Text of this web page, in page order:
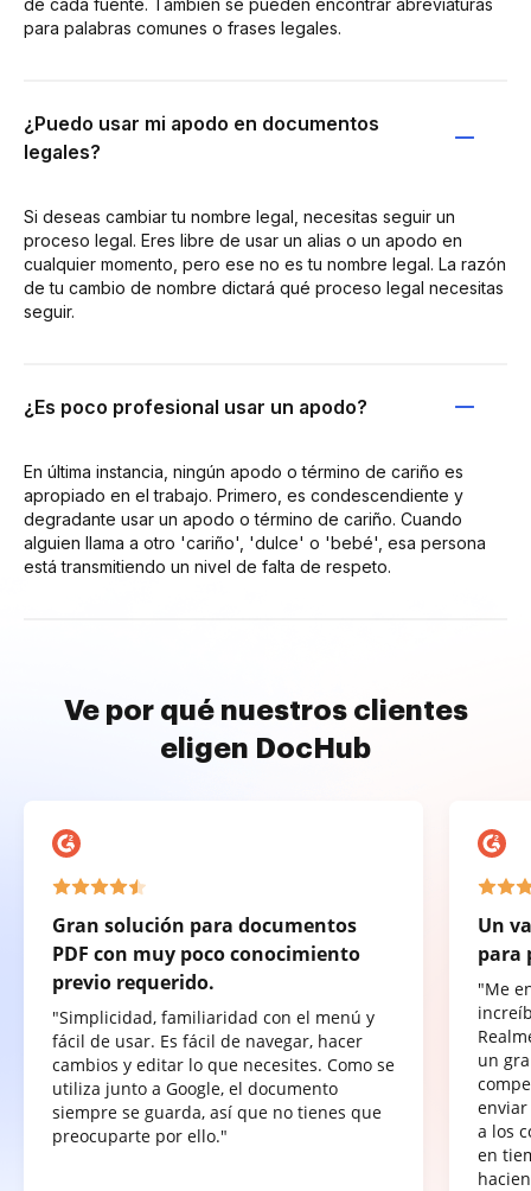
para palabras comunes o frases legales.
¿Puedo usar mi apodo en documentos
legales?
Si deseas cambiar tu nombre legal, necesitas seguir un
proceso legal. Eres libre de usar un alias o un apodo en
cualquier momento, pero ese no es tu nombre legal. La razón
de tu cambio de nombre dictará qué proceso legal necesitas
seguir.
¿Es poco profesional usar un apodo?
En última instancia, ningún apodo o término de cariño es
apropiado en el trabajo. Primero, es condescendiente y
degradante usar un apodo o término de cariño. Cuando
alguien llama a otro 'cariño', 'dulce' o 'bebé', esa persona
está transmitiendo un nivel de falta de respeto.
Ve por qué nuestros clientes
eligen DocHub
Gran solución para documentos
PDF con muy poco conocimiento
previo requerido.
"Simplicidad, familiaridad con el menú y
fácil de usar. Es fácil de navegar, hacer
cambios y editar lo que necesites. Como se
utiliza junto a Google, el documento
siempre se guarda, así que no tienes que
preocuparte por ello."
Un
para
"Me
un
a los
en